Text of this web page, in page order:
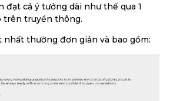
đạt cả ý tưởng dài như thế qua 1
trên truyền thông.
nhất thường đơn giản và bao gồm: